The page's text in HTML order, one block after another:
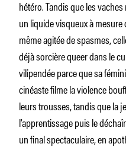
hétéro. Tandis que les
un liquide visqueux à mesure
même agitée de spasmes,
déjà sorcière queer dans le
vilipendée parce que sa
cinéaste filme la violence
leurs trousses, tandis que la
l’apprentissage puis le
un final spectaculaire, en